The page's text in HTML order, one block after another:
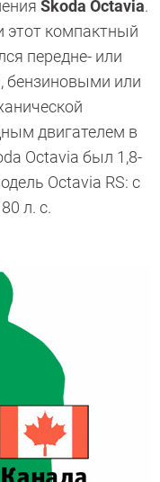
Skoda Octavia.
этот компактный
передне- или
бензиновыми или
двигателем в
Octavia был 1,8-
Octavia RS: с
л. с.